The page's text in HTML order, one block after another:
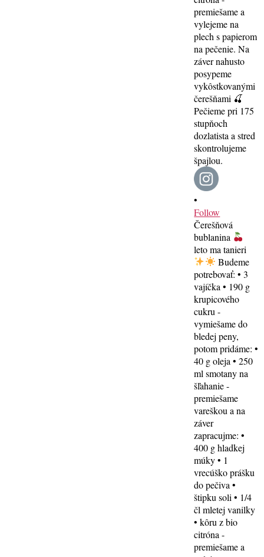
•
Follow
Čerešňová
bublanina
leto ma tanieri
Budeme
potrebovať: • 3
vajíčka • 190 g
krupicového
cukru -
vymiešame do
bledej peny,
potom pridáme: •
40 g oleja • 250
ml smotany na
šľahanie -
premiešame
vareškou a na
záver
zapracujme: •
400 g hladkej
múky • 1
vrecúško prášku
do pečiva •
štipku soli • 1/4
čl mletej vanilky
• kôru z bio
citróna -
premiešame a